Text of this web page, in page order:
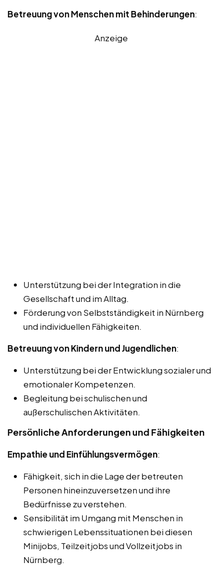
Betreuung von Menschen mit Behinderungen:
Anzeige
Unterstützung bei der Integration in die
Gesellschaft und im Alltag.
Förderung von Selbstständigkeit in Nürnberg
und individuellen Fähigkeiten.
Betreuung von Kindern und Jugendlichen:
Unterstützung bei der Entwicklung sozialer und
emotionaler Kompetenzen.
Begleitung bei schulischen und
außerschulischen Aktivitäten.
Persönliche Anforderungen und Fähigkeiten
Empathie und Einfühlungsvermögen:
Fähigkeit, sich in die Lage der betreuten
Personen hineinzuversetzen und ihre
Bedürfnisse zu verstehen.
Sensibilität im Umgang mit Menschen in
schwierigen Lebenssituationen bei diesen
Minijobs, Teilzeitjobs und Vollzeitjobs in
Nürnberg.